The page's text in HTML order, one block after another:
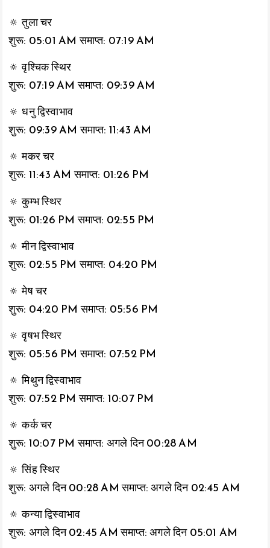
🔅 तुला चर
शुरू: 05:01 AM समाप्त: 07:19 AM
🔅 वृश्चिक स्थिर
शुरू: 07:19 AM समाप्त: 09:39 AM
🔅 धनु द्विस्वाभाव
शुरू: 09:39 AM समाप्त: 11:43 AM
🔅 मकर चर
शुरू: 11:43 AM समाप्त: 01:26 PM
🔅 कुम्भ स्थिर
शुरू: 01:26 PM समाप्त: 02:55 PM
🔅 मीन द्विस्वाभाव
शुरू: 02:55 PM समाप्त: 04:20 PM
🔅 मेष चर
शुरू: 04:20 PM समाप्त: 05:56 PM
🔅 वृषभ स्थिर
शुरू: 05:56 PM समाप्त: 07:52 PM
🔅 मिथुन द्विस्वाभाव
शुरू: 07:52 PM समाप्त: 10:07 PM
🔅 कर्क चर
शुरू: 10:07 PM समाप्त: अगले दिन 00:28 AM
🔅 सिंह स्थिर
शुरू: अगले दिन 00:28 AM समाप्त: अगले दिन 02:45 AM
🔅 कन्या द्विस्वाभाव
शुरू: अगले दिन 02:45 AM समाप्त: अगले दिन 05:01 AM